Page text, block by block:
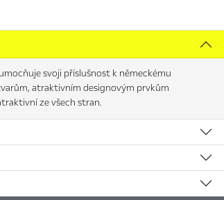
svoji příslušnost k německému
atraktivním designovým prvkům
ze všech stran.